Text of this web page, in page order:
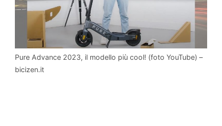
Pure Advance 2023, il modello più cool! (foto YouTube) –
bicizen.it